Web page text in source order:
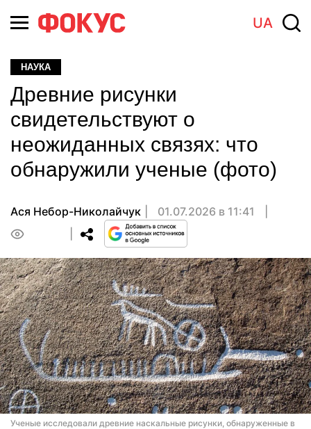
UA
НАУКА
Древние рисунки
свидетельствуют о
неожиданных связях: что
обнаружили ученые (фото)
Ася Небор-Николайчук
01.07.2026 в 11:41
Ученые исследовали древние наскальные рисунки, обнаруженные в